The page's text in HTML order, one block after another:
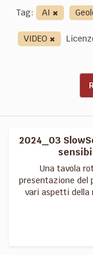
Tag: AI
VIDEO
2024_03
Una tavola
presentazione del
vari aspetti